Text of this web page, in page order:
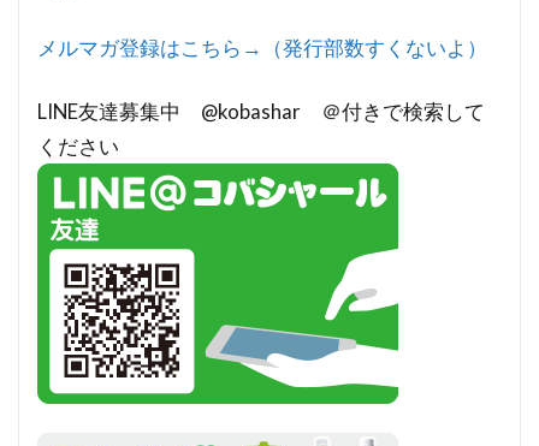
メルマガ登録はこちら→（発行部数すくないよ）
LINE友達募集中 @kobashar ＠付きで検索して
ください